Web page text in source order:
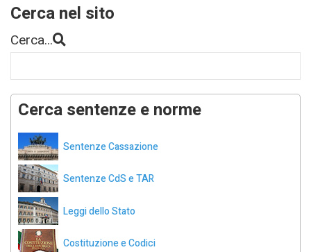
Cerca nel sito
Cerca...
Cerca sentenze e norme
Sentenze Cassazione
Sentenze CdS e TAR
Leggi dello Stato
Costituzione e Codici